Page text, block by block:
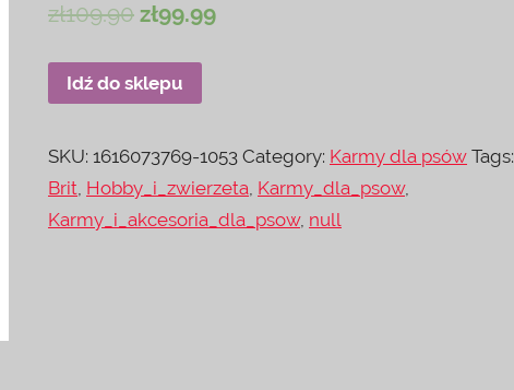
zł109.90 zł99.99
Idź do sklepu
SKU:1616073769-1053 Category: Karmy dla psów Tags:
Brit, Hobby_i_zwierzeta, Karmy_dla_psow,
Karmy_i_akcesoria_dla_psow, null